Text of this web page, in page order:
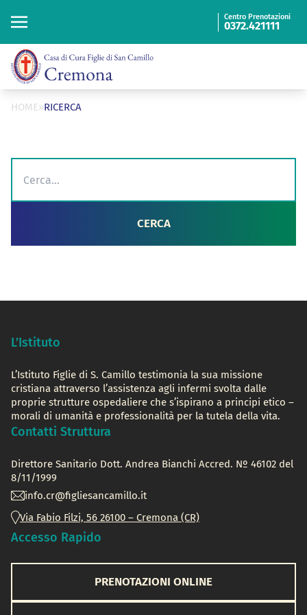
Centro Prenotazioni
0372.421111
Cerca
HOME»RICERCA
L’Istituto
L’Istituto Figlie di S. Camillo testimonia la sua missione
cristiana attraverso l’assistenza agli infermi svolta dalle
proprie strutture ospedaliere che s’ispirano a principi etico –
morali di umanità e professionalità per la tutela della vita.
Contatti Struttura
Direttore Sanitario Dott. Andrea Bianchi Accred. Nº 46102 del
8/11/1999
info.cr@figliesancamillo.it
Via Fabio Filzi, 56 26100 – Cremona (CR)
Accesso Rapido
PRENOTAZIONI ONLINE